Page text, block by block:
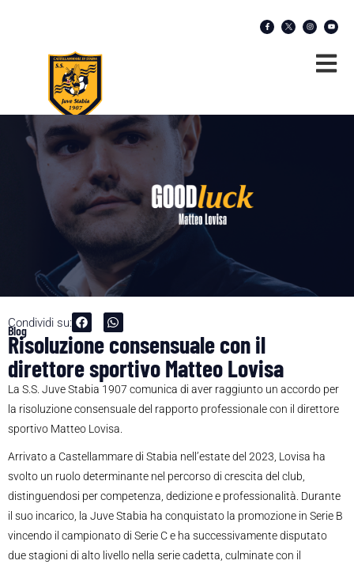
Condividi su:
Blog
Risoluzione consensuale con il
direttore sportivo Matteo Lovisa
La S.S. Juve Stabia 1907 comunica di aver raggiunto un accordo per
la risoluzione consensuale del rapporto professionale con il direttore
sportivo Matteo Lovisa.
Arrivato a Castellammare di Stabia nell’estate del 2023, Lovisa ha
svolto un ruolo determinante nel percorso di crescita del club,
distinguendosi per competenza, dedizione e professionalità. Durante
il suo incarico, la Juve Stabia ha conquistato la promozione in Serie B
vincendo il campionato di Serie C e ha successivamente disputato
due stagioni di alto livello nella serie cadetta, culminate con il